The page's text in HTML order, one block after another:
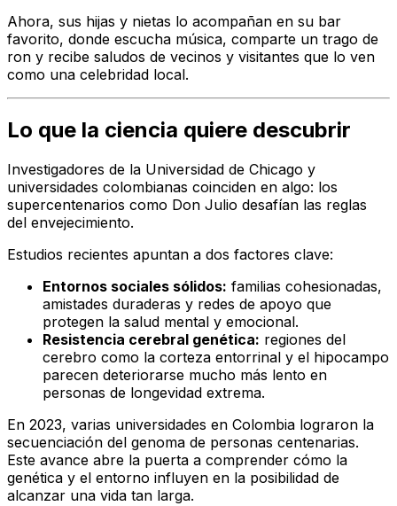
Ahora, sus hijas y nietas lo acompañan en su bar
favorito, donde escucha música, comparte un trago de
ron y recibe saludos de vecinos y visitantes que lo ven
como una celebridad local.
Lo que la ciencia quiere descubrir
Investigadores de la Universidad de Chicago y
universidades colombianas coinciden en algo: los
supercentenarios como Don Julio desafían las reglas
del envejecimiento.
Estudios recientes apuntan a dos factores clave:
Entornos sociales sólidos: familias cohesionadas,
amistades duraderas y redes de apoyo que
protegen la salud mental y emocional.
Resistencia cerebral genética: regiones del
cerebro como la corteza entorrinal y el hipocampo
parecen deteriorarse mucho más lento en
personas de longevidad extrema.
En 2023, varias universidades en Colombia lograron la
secuenciación del genoma de personas centenarias.
Este avance abre la puerta a comprender cómo la
genética y el entorno influyen en la posibilidad de
alcanzar una vida tan larga.